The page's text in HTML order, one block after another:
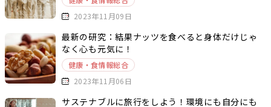
2023年11月09日
最新の研究：結果ナッツを食べると身体だけじゃ
なく心も元気に！
健康・食情報総合
2023年11月06日
サステナブルに旅行をしよう！環境にも自分にも